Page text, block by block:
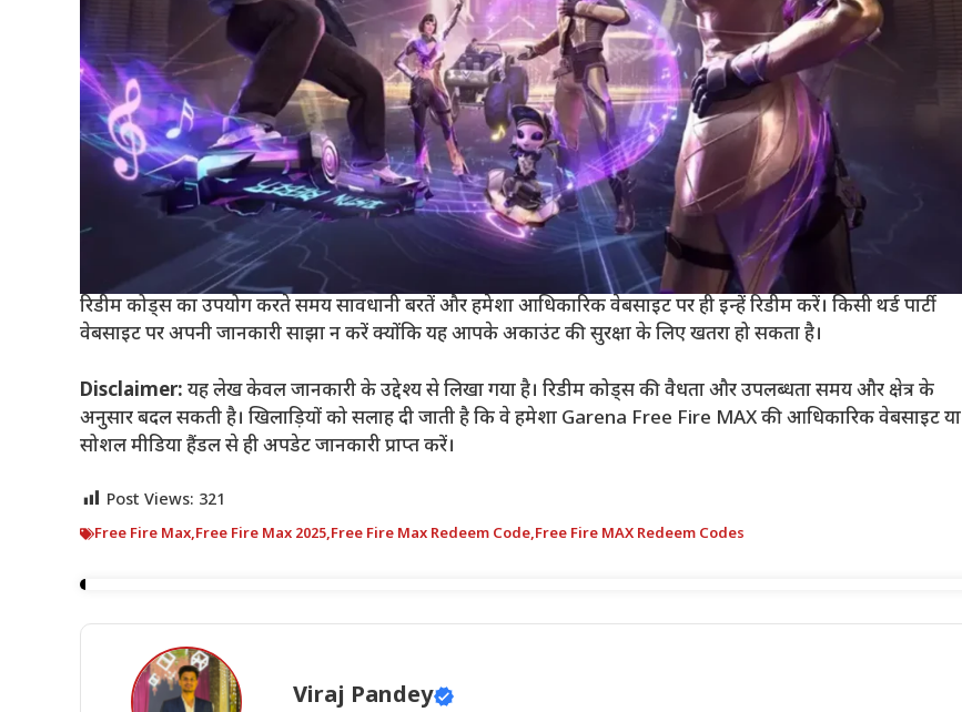
रिडीम कोड्स का उपयोग करते समय सावधानी बरतें और हमेशा आधिकारिक वेबसाइट पर ही इन्हें रिडीम करें। किसी थर्ड पार्टी
वेबसाइट पर अपनी जानकारी साझा न करें क्योंकि यह आपके अकाउंट की सुरक्षा के लिए खतरा हो सकता है।
Disclaimer: यह लेख केवल जानकारी के उद्देश्य से लिखा गया है। रिडीम कोड्स की वैधता और उपलब्धता समय और क्षेत्र के
अनुसार बदल सकती है। खिलाड़ियों को सलाह दी जाती है कि वे हमेशा Garena Free Fire MAX की आधिकारिक वेबसाइट या
सोशल मीडिया हैंडल से ही अपडेट जानकारी प्राप्त करें।
Post Views: 321
Free Fire Max,Free Fire Max 2025,Free Fire Max Redeem Code,Free Fire MAX Redeem Codes
Viraj Pandey